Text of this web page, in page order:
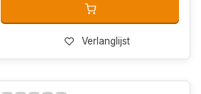
Verlanglijst